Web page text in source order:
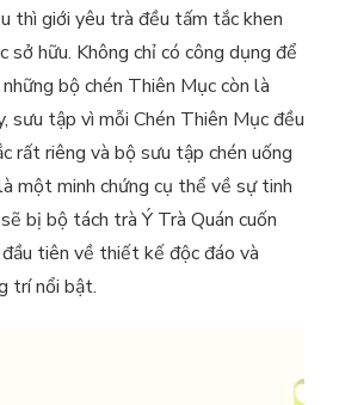
thì giới yêu trà đều tấm tắc khen
sở hữu. Không chỉ có công dụng để
bộ chén Thiên Mục còn là
sưu tập vì mỗi Chén Thiên Mục đều
rất riêng và bộ sưu tập chén uống
một minh chứng cụ thể về sự tinh
bị bộ tách trà Ý Trà Quán cuốn
tiên về thiết kế độc đáo và
trí nổi bật.